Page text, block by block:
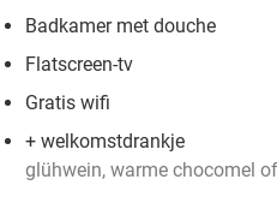
Badkamer met douche
Flatscreen-tv
Gratis wifi
+ welkomstdrankje
glühwein, warme chocomel